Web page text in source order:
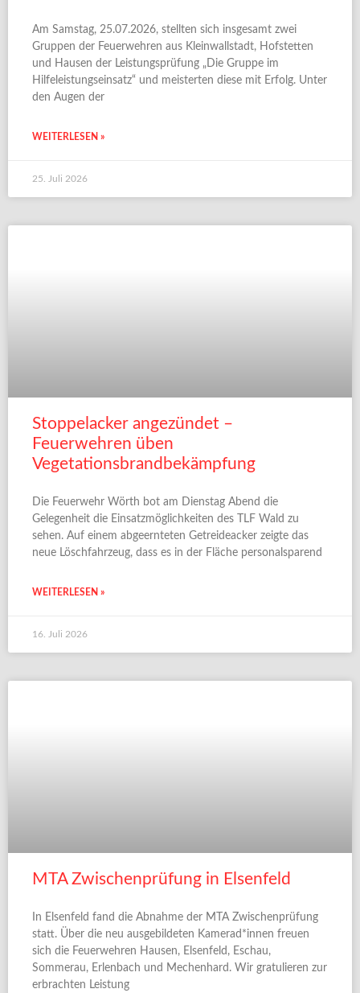
Am Samstag, 25.07.2026, stellten sich insgesamt zwei
Gruppen der Feuerwehren aus Kleinwallstadt, Hofstetten
und Hausen der Leistungsprüfung „Die Gruppe im
Hilfeleistungseinsatz“ und meisterten diese mit Erfolg. Unter
den Augen der
WEITERLESEN »
25. Juli 2026
Stoppelacker angezündet –
Feuerwehren üben
Vegetationsbrandbekämpfung
Die Feuerwehr Wörth bot am Dienstag Abend die
Gelegenheit die Einsatzmöglichkeiten des TLF Wald zu
sehen. Auf einem abgeernteten Getreideacker zeigte das
neue Löschfahrzeug, dass es in der Fläche personalsparend
WEITERLESEN »
16. Juli 2026
MTA Zwischenprüfung in Elsenfeld
In Elsenfeld fand die Abnahme der MTA Zwischenprüfung
statt. Über die neu ausgebildeten Kamerad*innen freuen
sich die Feuerwehren Hausen, Elsenfeld, Eschau,
Sommerau, Erlenbach und Mechenhard. Wir gratulieren zur
erbrachten Leistung